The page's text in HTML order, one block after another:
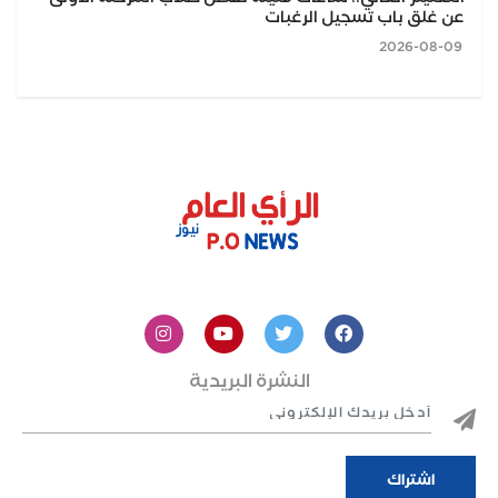
عن غلق باب تسجيل الرغبات
النشرة البريدية